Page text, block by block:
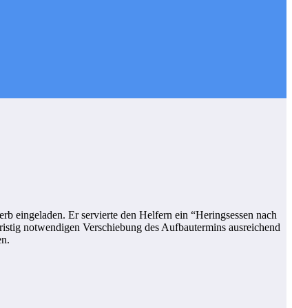
eingeladen. Er servierte den Helfern ein “Heringsessen nach
notwendigen Verschiebung des Aufbautermins ausreichend